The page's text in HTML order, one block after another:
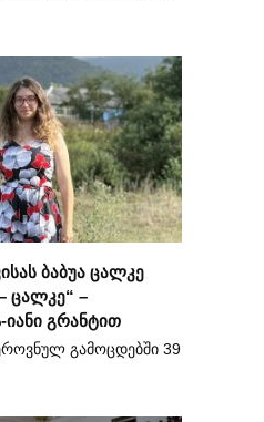
ბაბუა ცალკე
ცალკე“ –
იანი გრანტით
გამოცდებში 39